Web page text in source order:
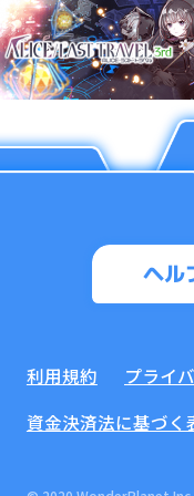
ヘル
利用規約 プライ
資金決済法に基づく